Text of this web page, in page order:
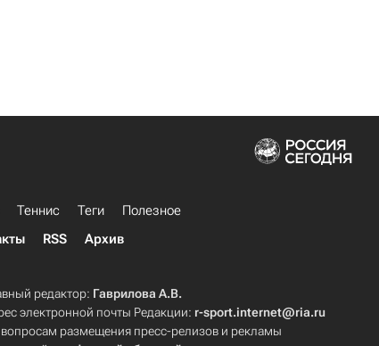
Теннис Теги
Полезное
RSS Архив
редактор: Гаврилова А.В.
электронной почты Редакции: r-sport.internet@ria.ru
размещения пресс-релизов и рекламы